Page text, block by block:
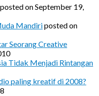
posted on September 19,
Mandiriposted on
Seorang Creative
Tidak Menjadi Rintangan
paling kreatif di 2008?